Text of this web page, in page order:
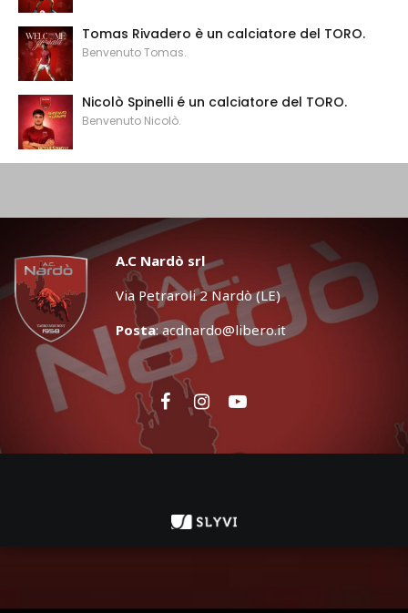
Tomas Rivadero è un calciatore del TORO.
Benvenuto Tomas.
Nicolò Spinelli é un calciatore del TORO.
Benvenuto Nicolò.
A.C Nardò srl
Via Petraroli 2 Nardò (LE)
Posta:acdnardo@libero.it